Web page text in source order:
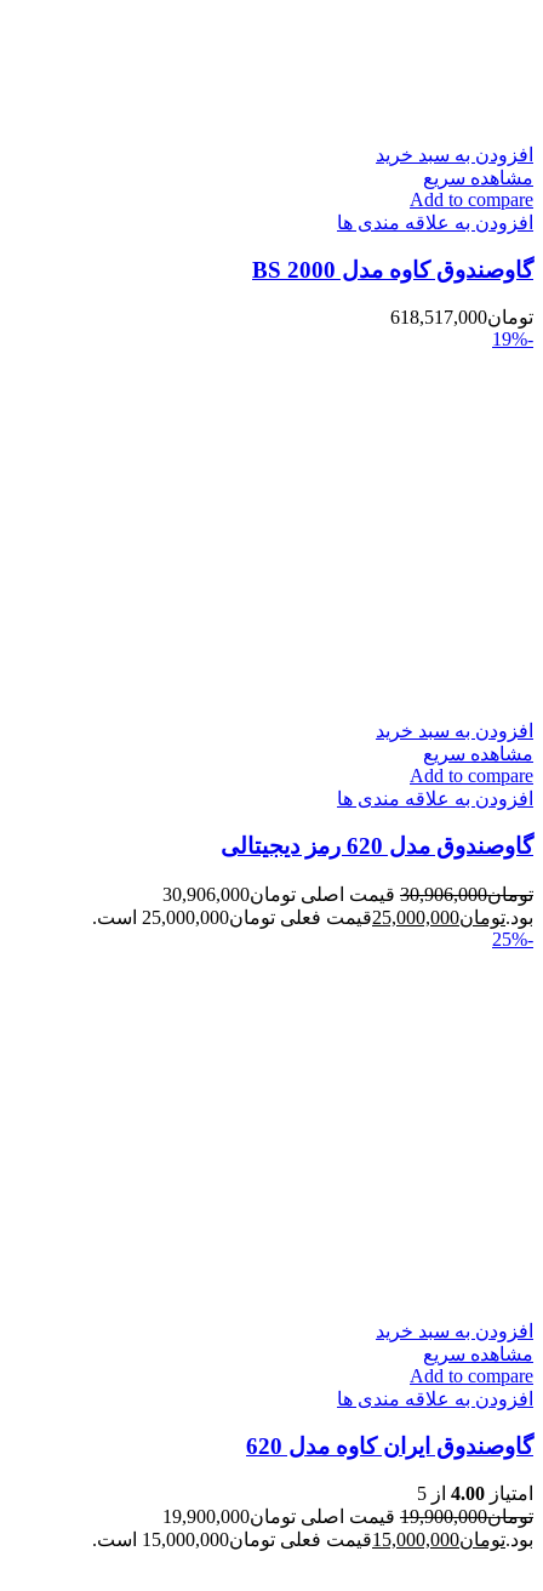
افزودن به سبد خرید
مشاهده سریع
Add to compare
افزودن به علاقه مندی ها
گاوصندوق کاوه مدل 2000 BS
تومان618,517,000
-19%
افزودن به سبد خرید
مشاهده سریع
Add to compare
افزودن به علاقه مندی ها
گاوصندوق مدل 620 رمز دیجیتالی
تومان30,906,000
قیمت اصلی تومان30,906,000
بود.تومان25,000,000قیمت فعلی تومان25,000,000 است.
-25%
افزودن به سبد خرید
مشاهده سریع
Add to compare
افزودن به علاقه مندی ها
گاوصندوق ایران کاوه مدل 620
امتیاز 4.00 از 5
تومان19,900,000
قیمت اصلی تومان19,900,000
بود.تومان15,000,000قیمت فعلی تومان15,000,000 است.